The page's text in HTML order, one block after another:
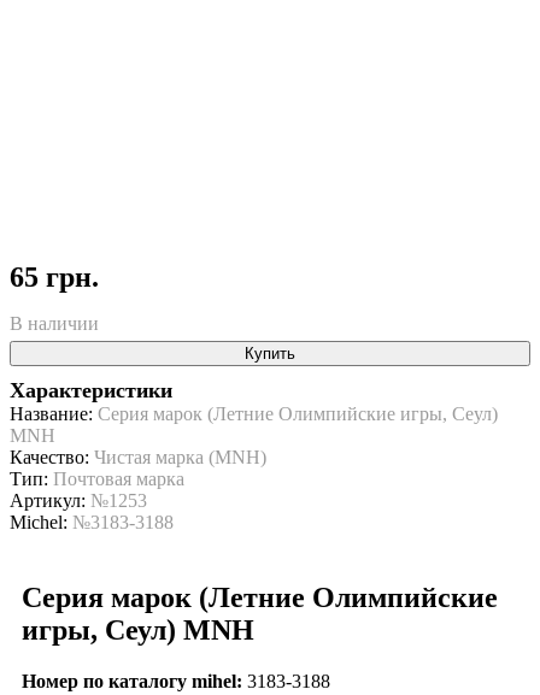
65 грн.
В наличии
Купить
Характеристики
Название: Серия марок (Летние Олимпийские игры, Сеул)
MNH
Качество: Чистая марка (MNH)
Тип: Почтовая марка
Артикул: №1253
Michel: №3183-3188
Серия марок (Летние Олимпийские
игры, Сеул) MNH
Номер по каталогу mihel: 3183-3188